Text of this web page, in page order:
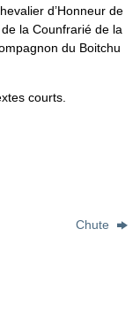
d’Honneur de
la Counfrarié de la
du Boitchu
courts.
Chute